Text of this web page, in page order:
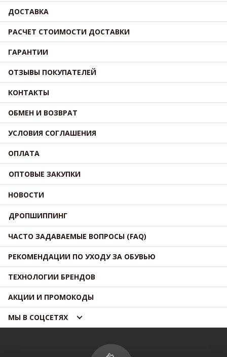
ДОСТАВКА
РАСЧЕТ СТОИМОСТИ ДОСТАВКИ
ГАРАНТИИ
ОТЗЫВЫ ПОКУПАТЕЛЕЙ
КОНТАКТЫ
ОБМЕН И ВОЗВРАТ
УСЛОВИЯ СОГЛАШЕНИЯ
ОПЛАТА
ОПТОВЫЕ ЗАКУПКИ
НОВОСТИ
ДРОПШИППИНГ
ЧАСТО ЗАДАВАЕМЫЕ ВОПРОСЫ (FAQ)
РЕКОМЕНДАЦИИ ПО УХОДУ ЗА ОБУВЬЮ
ТЕХНОЛОГИИ БРЕНДОВ
АКЦИИ И ПРОМОКОДЫ
МЫ В СОЦСЕТЯХ